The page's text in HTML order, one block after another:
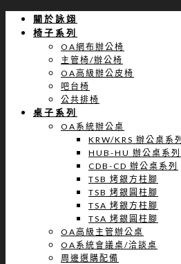
關於詠翊
椅子系列
OA網布辦公椅
主管椅/辦公椅
OA高級辦公皮椅
吧台椅
公共排椅
桌子系列
OA系統辦公桌
KRW/KRS 辦公桌系列
HUB-HU 辦公桌系列
CDB-CD 辦公桌系列
TSB 烤銀方柱腳
TSB 烤銀圓柱腳
TSA 烤銀方柱腳
TSA 烤銀圓柱腳
OA高級主管辦公桌
OA系統會議桌/洽談桌
周邊選購配備